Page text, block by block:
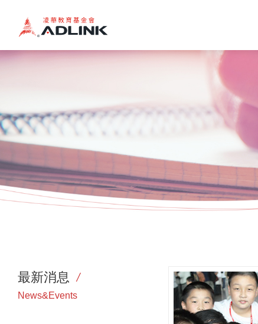
最新消息
News&Events